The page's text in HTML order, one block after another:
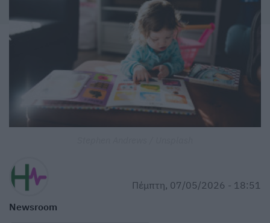
Newsroom
Πέμπτη, 07/05/2026 - 18:51